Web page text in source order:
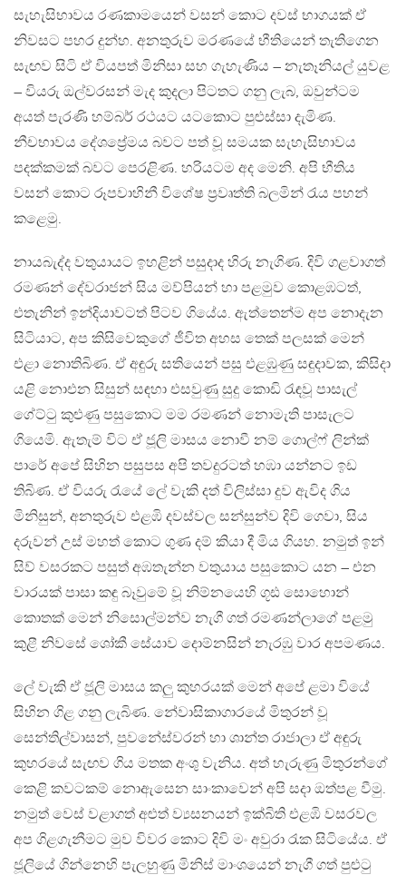
සැහැසිභාවය රණකාමයෙන් වසන් කොට දවස් භාගයක් ඒ
නිවසට පහර දුන්හ. අනතුරුව මරණයේ භීතියෙන් තැතිගෙන
සැඟව සිටි ඒ වියපත් මිනිසා සහ ගැහැණිය – නැතෑනියල් යුවළ
– වියරු ඔල්වරසන් මැද කුදලා පිටතට ගනු ලැබ, ඔවුන්ටම
අයත් පැරණි හම්බර් රථයට යටකොට පුළුස්සා දැමිණ.
නීචභාවය දේශප්‍රේමය බවට පත් වූ සමයක සැහැසිභාවය
පදක්කමක් බවට පෙරළිණ. හරියටම අද මෙනි. අපි භීතිය
වසන් කොට රූපවාහිනී විශේෂ ප්‍රවෘත්ති බලමින් රැය පහන්
කළෙමු.
නායබැද්ද වතුයායට ඉහළින් පසුදාද හිරු නැගිණ. දිවි ගළවාගත්
රමණන් දේවරාජන් සිය මව්පියන් හා පළමුව කොළඹටත්,
එතැනින් ඉන්දියාවටත් පිටව ගියේය. ඇත්තෙන්ම අප නොදැන
සිටියාට, අප කිසිවෙකුගේ ජීවිත අහස තෙක් පලසක් මෙන්
එළා නොතිබිණ. ඒ අඳුරු සතියෙන් පසු එළඹුණු සඳුදාවක, කිසිදා
යළි නොඑන සිසුන් සඳහා එසවුණු සුදු කොඩි රැඳවූ පාසැල්
ගේට්ටු කුළුණු පසුකොට මම රමණන් නොමැති පාසැලට
ගියෙමි. ඇතැම් විට ඒ ජූලි මාසය නොවී නම් ගොල්ෆ් ලින්ක්
පාරේ අපේ සිහින පසුපස අපි තවදුරටත් හඹා යන්නට ඉඩ
තිබිණ. ඒ වියරු රැයේ ලේ වැකි දත් විලිස්සා දුව ඇවිද ගිය
මිනිසුන්, අනතුරුව එළඹි දවස්වල සන්සුන්ව දිවි ගෙවා, සිය
දරුවන් උස් මහත් කොට ගුණ දම් කියා දී මිය ගියහ. නමුත් ඉන්
සිව් වසරකට පසුත් අඹතැන්න වතුයාය පසුකොට යන – එන
වාරයක් පාසා කඳු බෑවුමේ වූ නිම්නයෙහි ගූඪ සොහොන්
කොතක් මෙන් නිසොල්මන්ව නැගී ගත් රමණන්ලාගේ පළමු
කුළී නිවසේ ශෝකී සේයාව දොම්නසින් නැරඹු වාර අපමණය.
ලේ වැකි ඒ ජූලි මාසය කලු කුහරයක් මෙන් අපේ ළමා වියේ
සිහින ගිළ ගනු ලැබිණ. නේවාසිකාගාරයේ මිතුරන් වූ
සෙන්තිල්වාසන්, පුවනේස්වරන් හා ශාන්ත රාජාලා ඒ අඳුරු
කුහරයේ සැඟව ගිය මතක අංශු වැනිය. අත් හැරුණු මිතුරන්ගේ
කෙළි කවටකම් නොඇසෙන සාංකාවෙන් අපි සදා ඔත්පළ වීමු.
නමුත් වෙස් වළාගත් අළුත් ව්‍යසනයන් ඉක්බිති එළඹි වසරවල
අප ගිළගැනීමට මුව විවර කොට දිවි මං අවුරා රැක සිටියේය. ඒ
ජූලියේ ගින්නෙහි පැලහුණු මිනිස් මාංශයෙන් නැගී ගත් පුළුටු